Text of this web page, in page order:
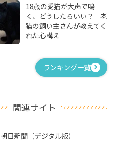
18歳の愛猫が大声で鳴
く、どうしたらいい？ 老
猫の飼い主さんが教えてく
れた心構え
ランキング一覧
関連サイト
朝日新聞（デジタル版）